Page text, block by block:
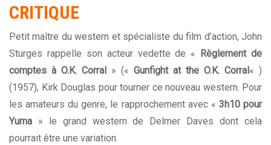
CRITIQUE
Petit maître du western et spécialiste du film d’action, John
Sturges rappelle son acteur vedette de «
Règlement de
comptes à O.K. Corral
» (« Gunfight at the O.K. Corral « )
(1957), Kirk Douglas pour tourner ce nouveau western. Pour
les amateurs du genre, le rapprochement avec « 3h10 pour
Yuma » le grand western de Delmer Daves dont cela
pourrait être une variation.